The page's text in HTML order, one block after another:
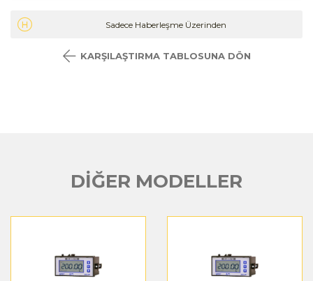
Sadece Haberleşme Üzerinden
KARŞILAŞTIRMA TABLOSUNA DÖN
DİĞER MODELLER